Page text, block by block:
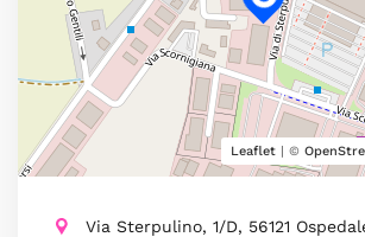
Leaflet | ©
Via Sterpulino, 1/D, 56121